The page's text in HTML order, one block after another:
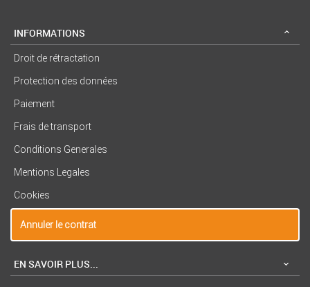
INFORMATIONS
Droit de rétractation
Protection des données
Paiement
Frais de transport
Conditions Generales
Mentions Legales
Cookies
Annuler le contrat
EN SAVOIR PLUS...